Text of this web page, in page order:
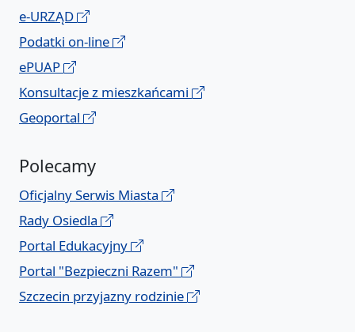
e-URZĄD
Podatki on-line
ePUAP
Konsultacje z mieszkańcami
Geoportal
Polecamy
Oficjalny Serwis Miasta
Rady Osiedla
Portal Edukacyjny
Portal "Bezpieczni Razem"
Szczecin przyjazny rodzinie